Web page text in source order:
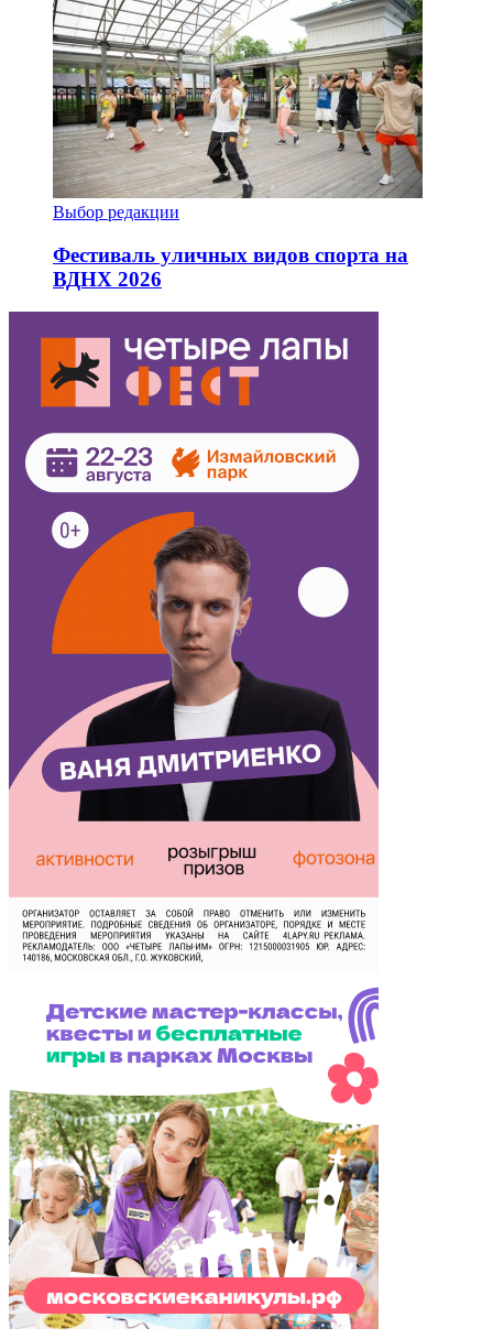
Выбор редакции
Фестиваль уличных видов спорта на
ВДНХ 2026